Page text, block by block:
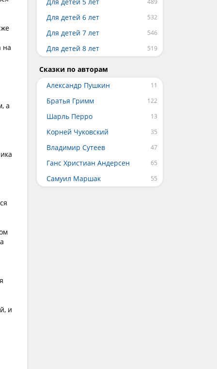
на
а
и
Для детей 6 лет
Для детей 7 лет
Для детей 8 лет
Сказки по авторам
Александр Пушкин
Братья Гримм
Шарль Перро
Корней Чуковский
Владимир Сутеев
Ганс Христиан Андерсен
Самуил Маршак